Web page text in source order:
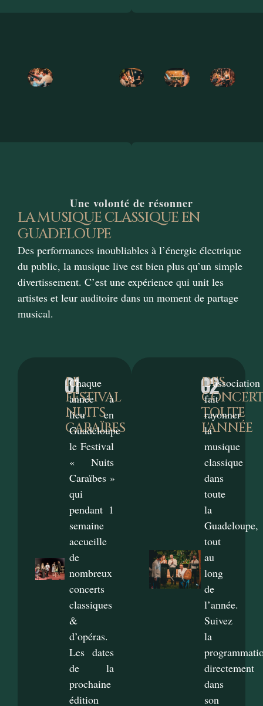
Une volonté de résonner
LA MUSIQUE CLASSIQUE EN
GUADELOUPE
Des performances inoubliables à l’énergie électrique
du public, la musique live est bien plus qu’un simple
divertissement. C’est une expérience qui unit les
artistes et leur auditoire dans un moment de partage
musical.
01
LE
FESTIVAL
NUITS
CARAÏBES
Chaque
année à
lieu en
Guadeloupe
le Festival
« Nuits
Caraïbes »
qui
pendant 1
semaine
accueille
de
nombreux
concerts
classiques
&
d’opéras.
Les dates
de la
prochaine
édition
02
DES
TOUTE
L'ANNÉE
L’association
fait
rayonner
la
musique
classique
dans
toute
la
Guadeloupe,
tout
au
long
de
l’année.
Suivez
la
directement
dans
son